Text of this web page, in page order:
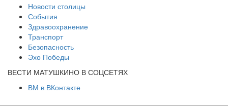
Новости столицы
События
Здравоохранение
Транспорт
Безопасность
Эхо Победы
ВЕСТИ МАТУШКИНО В СОЦСЕТЯХ
ВМ в ВКонтакте